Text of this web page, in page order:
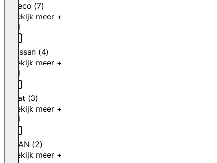
Iveco (7)
Bekijk meer +
Nissan (4)
Bekijk meer +
Fiat (3)
Bekijk meer +
MAN (2)
Bekijk meer +